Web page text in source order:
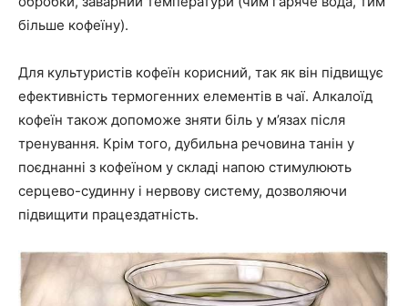
більше кофеїну).
Для культуристів кофеїн корисний, так як він підвищує
ефективність термогенних елементів в чаї. Алкалоїд
кофеїн також допоможе зняти біль у м’язах після
тренування. Крім того, дубильна речовина танін у
поєднанні з кофеїном у складі напою стимулюють
серцево-судинну і нервову систему, дозволяючи
підвищити працездатність.